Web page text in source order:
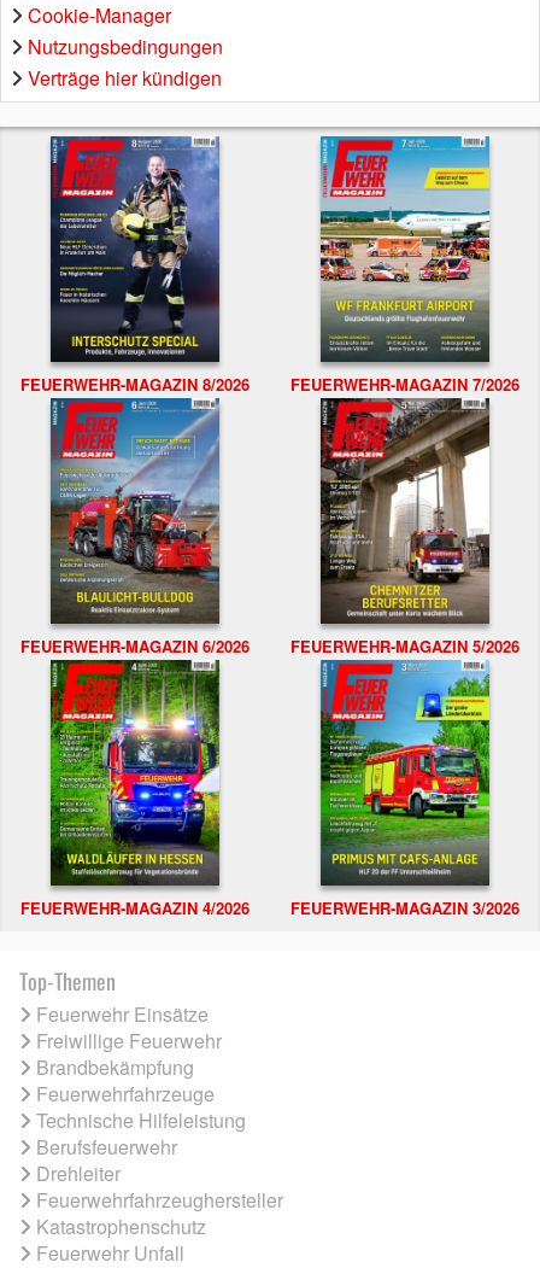
Cookie-Manager
Nutzungsbedingungen
Verträge hier kündigen
FEUERWEHR-MAGAZIN 8/2026 FEUERWEHR-MAGAZIN 7/2026
FEUERWEHR-MAGAZIN 6/2026 FEUERWEHR-MAGAZIN 5/2026
FEUERWEHR-MAGAZIN 4/2026 FEUERWEHR-MAGAZIN 3/2026
Top-Themen
Feuerwehr Einsätze
Freiwillige Feuerwehr
Brandbekämpfung
Feuerwehrfahrzeuge
Technische Hilfeleistung
Berufsfeuerwehr
Drehleiter
Feuerwehrfahrzeughersteller
Katastrophenschutz
Feuerwehr Unfall